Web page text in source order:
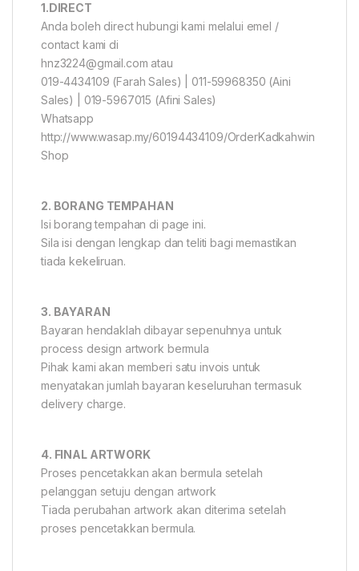
1.DIRECT
Anda boleh direct hubungi kami melalui emel /
contact kami di
hnz3224@gmail.com atau
019-4434109 (Farah Sales) | 011-59968350 (Aini
Sales) | 019-5967015 (Afini Sales)
Whatsapp
http://www.wasap.my/60194434109/OrderKadkahwin
Shop
2. BORANG TEMPAHAN
Isi borang tempahan di page ini.
Sila isi dengan lengkap dan teliti bagi memastikan
tiada kekeliruan.
3. BAYARAN
Bayaran hendaklah dibayar sepenuhnya untuk
process design artwork bermula
Pihak kami akan memberi satu invois untuk
menyatakan jumlah bayaran keseluruhan termasuk
delivery charge.
4. FINAL ARTWORK
Proses pencetakkan akan bermula setelah
pelanggan setuju dengan artwork
Tiada perubahan artwork akan diterima setelah
proses pencetakkan bermula.